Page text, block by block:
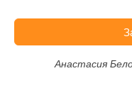
Анастасия